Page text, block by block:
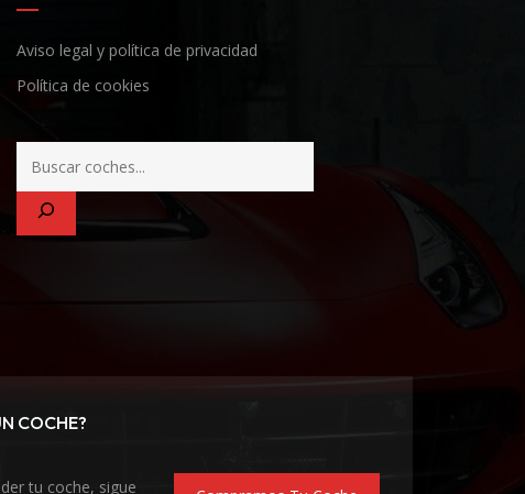
Aviso legal y política de privacidad
Política de cookies
COCHE?
tu coche, sigue